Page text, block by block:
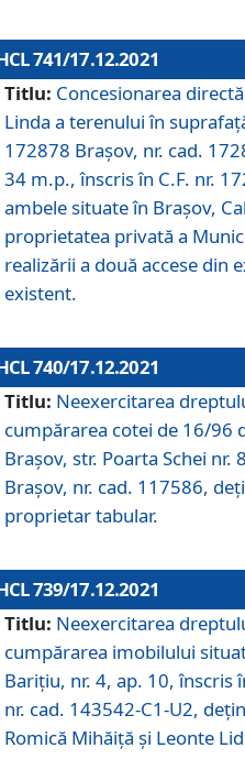
741/17.12.2021
Titlu: Concesionarea
Linda a terenului în
172878 Brașov, nr. cad.
34 m.p., înscris în C.F. nr.
ambele situate în Brașov,
proprietatea privată a
realizării a două accese din
existent.
740/17.12.2021
Titlu: Neexercitarea
cumpărarea cotei de 16/96
Braşov, str. Poarta Schei nr.
Brașov, nr. cad. 117586,
proprietar tabular.
739/17.12.2021
Titlu: Neexercitarea
cumpărarea imobilului
Barițiu, nr. 4, ap. 10, înscris
nr. cad. 143542-C1-U2,
Romică Mihăiță și Leonte